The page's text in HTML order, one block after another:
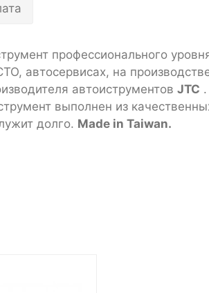
профессионального
автосервисах, на
автоиструментов JTC
выполнен из
долго. Made in Taiwan.